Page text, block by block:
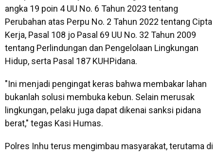
angka 19 poin 4 UU No. 6 Tahun 2023 tentang
Perubahan atas Perpu No. 2 Tahun 2022 tentang Cipta
Kerja, Pasal 108 jo Pasal 69 UU No. 32 Tahun 2009
tentang Perlindungan dan Pengelolaan Lingkungan
Hidup, serta Pasal 187 KUHPidana.
"Ini menjadi pengingat keras bahwa membakar lahan
bukanlah solusi membuka kebun. Selain merusak
lingkungan, pelaku juga dapat dikenai sanksi pidana
berat," tegas Kasi Humas.
Polres Inhu terus mengimbau masyarakat, terutama di